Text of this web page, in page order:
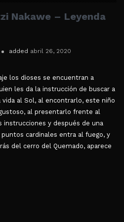
Nakawe – Leyenda
added abril 26, 2020
los dioses se encuentran a
les da la instrucción de buscar a
al Sol, al encontrarlo, este niño
al presentarlo frente al
instrucciones y después de una
cardinales entra al fuego, y
del cerro del Quemado, aparece